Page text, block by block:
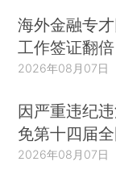
海外金融专
工作签证翻倍
2026年08月07日
因严重违纪
免第十四届
2026年08月07日